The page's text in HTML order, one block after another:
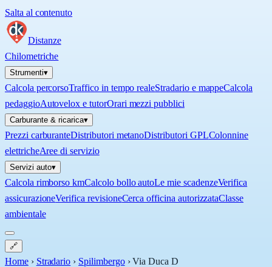
Salta al contenuto
Distanze
Chilometriche
Strumenti▾
Calcola percorsoTraffico in tempo realeStradario e mappeCalcola
pedaggioAutovelox e tutorOrari mezzi pubblici
Carburante & ricarica▾
Prezzi carburanteDistributori metanoDistributori GPLColonnine
elettricheAree di servizio
Servizi auto▾
Calcola rimborso kmCalcolo bollo autoLe mie scadenzeVerifica
assicurazioneVerifica revisioneCerca officina autorizzataClasse
ambientale
🔗
Home › Stradario › Spilimbergo ›Via Duca D